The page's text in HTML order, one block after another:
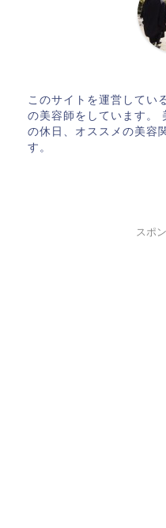
このサイトを運営してい
の美容師をしています。
の休日、オススメの美容
す。
スポ